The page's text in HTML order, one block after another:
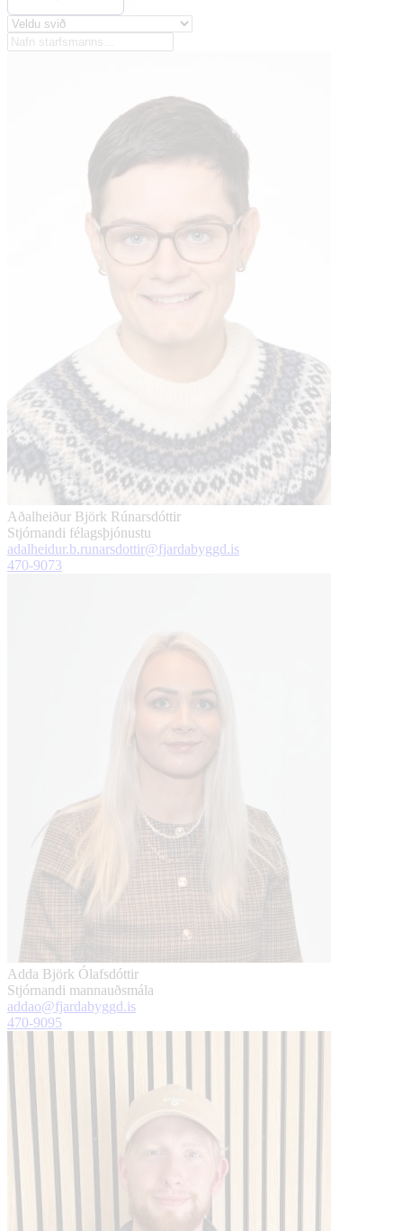
Aðalheiður Björk Rúnarsdóttir
Stjórnandi félagsþjónustu
adalheidur.b.runarsdottir@fjardabyggd.is
470-9073
Adda Björk Ólafsdóttir
Stjórnandi mannauðsmála
addao@fjardabyggd.is
470-9095